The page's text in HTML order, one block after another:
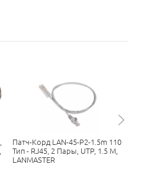
Патч-Корд LAN-45-P2-1.5m 110
Тип - RJ45, 2 Пары, UTP, 1.5 М,
LANMASTER